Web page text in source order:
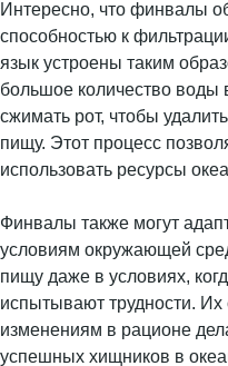
Интересно, что финвалы
способностью к
язык устроены таким
большое количество воды
сжимать рот, чтобы
пищу. Этот процесс
использовать ресурсы
Финвалы также могут
условиям окружающей
пищу даже в условиях,
испытывают трудности. Их
изменениям в рационе
успешных хищников в